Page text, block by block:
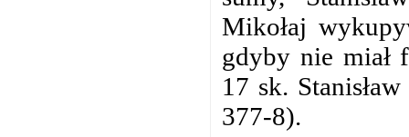
Mikołaj
gdyby nie miał
17 sk.
377-8).